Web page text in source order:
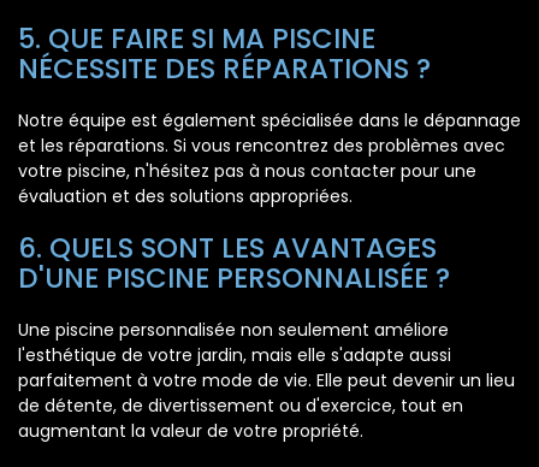
5. QUE FAIRE SI MA PISCINE
NÉCESSITE DES RÉPARATIONS ?
Notre équipe est également spécialisée dans le dépannage
et les réparations. Si vous rencontrez des problèmes avec
votre piscine, n'hésitez pas à nous contacter pour une
évaluation et des solutions appropriées.
6. QUELS SONT LES AVANTAGES
D'UNE PISCINE PERSONNALISÉE ?
Une piscine personnalisée non seulement améliore
l'esthétique de votre jardin, mais elle s'adapte aussi
parfaitement à votre mode de vie. Elle peut devenir un lieu
de détente, de divertissement ou d'exercice, tout en
augmentant la valeur de votre propriété.